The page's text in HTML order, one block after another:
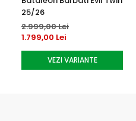
25/26
2.999,00 Lei
1.799,00 Lei
VEZI VARIANTE